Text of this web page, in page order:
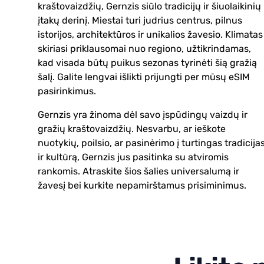
kraštovaizdžių, Gernzis siūlo tradicijų ir šiuolaikinių
įtakų derinį. Miestai turi judrius centrus, pilnus
istorijos, architektūros ir unikalios žavesio. Klimatas
skiriasi priklausomai nuo regiono, užtikrindamas,
kad visada būtų puikus sezonas tyrinėti šią gražią
šalį. Galite lengvai išlikti prijungti per mūsų eSIM
pasirinkimus.
Gernzis yra žinoma dėl savo įspūdingų vaizdų ir
gražių kraštovaizdžių. Nesvarbu, ar ieškote
nuotykių, poilsio, ar pasinėrimo į turtingas
ir kultūrą, Gernzis jus pasitinka su atviromis
rankomis. Atraskite šios šalies universalumą ir
žavesį bei kurkite nepamirštamus prisiminimus.